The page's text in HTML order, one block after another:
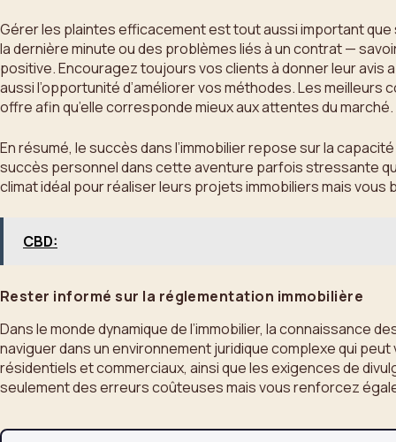
Gérer les plaintes efficacement est tout aussi important
la dernière minute ou des problèmes liés à un contrat —
positive. Encouragez toujours vos clients à donner leur
aussi l’opportunité d’améliorer vos méthodes. Les
offre afin qu’elle corresponde mieux aux attentes du marché.
En résumé, le succès dans l’immobilier repose sur la
succès personnel dans cette aventure parfois stressante
climat idéal pour réaliser leurs projets immobiliers mais
CBD:
Rester informé sur la réglementation immobilière
Dans le monde dynamique de l’immobilier, la
naviguer dans un environnement juridique complexe qui
résidentiels et commerciaux, ainsi que les exigences de
seulement des erreurs coûteuses mais vous renforcez